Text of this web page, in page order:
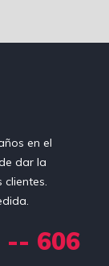
en el
dar la
clientes.
-- 606